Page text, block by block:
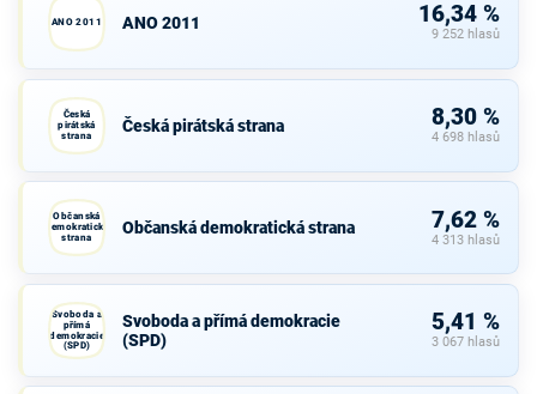
ANO 2011 ANO 2011 16,34 %
9 252 hlasů
Česká
pirátská
strana
Česká pirátská strana 8,30 %
4 698 hlasů
Občanská
demokratická
strana
Občanská demokratická strana 7,62 %
4 313 hlasů
Svoboda a
přímá
demokracie
(SPD)
Svoboda a přímá demokracie
(SPD)
5,41 %
3 067 hlasů